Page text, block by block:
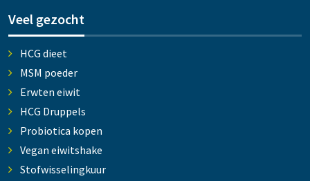
Veel gezocht
HCG dieet
MSM poeder
Erwten eiwit
HCG Druppels
Probiotica kopen
Vegan eiwitshake
Stofwisselingkuur